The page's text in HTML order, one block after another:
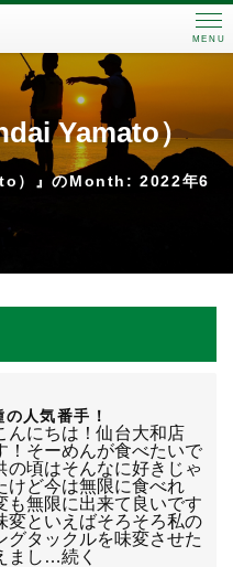
MENU
Yamato）
）』のMonth: 2022年6
の人気番手！
んにちは！仙台大和店
！そーめんが食べたいで
の頃はそんなに好きじゃ
けど今は無限に食べれ
も無限に出来て良いです
変といえばそろそろ私の
グタックルを味変させた
まし…続く